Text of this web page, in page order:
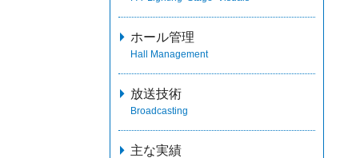
ホール管理
Hall Management
放送技術
Broadcasting
主な実績